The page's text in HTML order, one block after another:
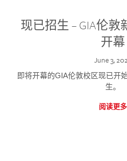
现已招生 – GIA伦
开幕
June 3,
即将开幕的GIA伦敦校区现已开
生。
阅读更多